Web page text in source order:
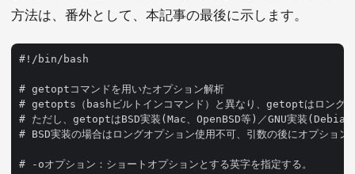
方法は、番外として、本記事の最後に示します。
#!/bin/bash
# getoptコマンドを用いたオプション解析
# getopts（bashビルトインコマンド）と異なり、getoptはロングオ
# ただし、getoptはBSD実装(Mac、OpenBSD等)／GNU実装(Debian
# BSD実装の場合はロングオプション使用不可、引数の後にオプション
# -oオプション：ショートオプションとする英字を指定する。